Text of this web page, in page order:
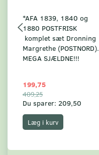
*AFA 1839, 1840 og
1880 POSTFRISK
komplet sæt Dronning
Margrethe (POSTNORD).
MEGA SJÆLDNE!!!
199,75
409,25
Du sparer: 209,50
Læg i kurv